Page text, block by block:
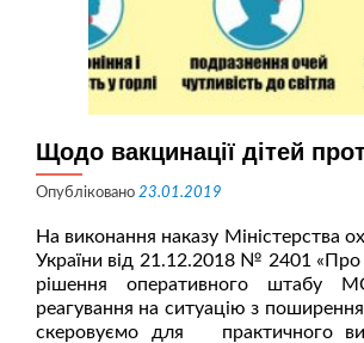
Щодо вакцинації дітей
Опубліковано 23.01.2019
На виконання наказу Міністерства
України від 21.12.2018 № 2401 «Про
рішення оперативного штабу
реагування на ситуацію з поширення
скеровуємо для практичного